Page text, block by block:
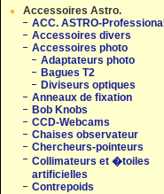
Accessoires Astro.
ACC. ASTRO-Professional
Accessoires divers
Accessoires photo
Adaptateurs photo
Bagues T2
Diviseurs optiques
Anneaux de fixation
Bob Knobs
CCD-Webcams
Chaises observateur
Chercheurs-pointeurs
Collimateurs et �toiles
artificielles
Contrepoids